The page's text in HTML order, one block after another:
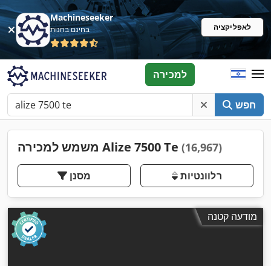
Machineseeker
בחינם בחנות לאפליקציה
חפש
למכירה
משמש למכירה Alize 7500 Te (16,967)
מסנן רלוונטיות
מודעה קטנה